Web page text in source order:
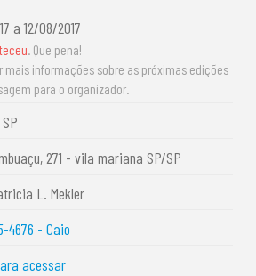
a12/08/2017
. Que pena!
mais informações sobre as próximas edições
para o organizador.
271 - vila mariana SP/SP
L. Mekler
4676 - Caio
acessar